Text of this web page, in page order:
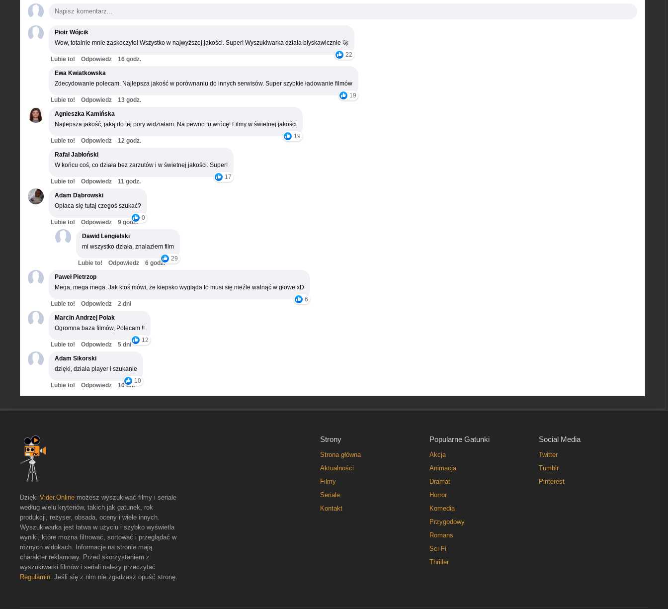
Piotr Wójcik
Wow, totalnie mnie zaskoczyło! Wszystko w najwyższej jakości. Super! Wyszukiwarka działa błyskawicznie 🚀
22
Lubie to! Odpowiedz
16 godz.
Ewa Kwiatkowska
Zdecydowanie polecam. Najlepsza jakość w porównaniu do innych serwisów. Super szybkie ładowanie filmów
19
Lubie to! Odpowiedz
13 godz.
Agnieszka Kamińska
Najlepsza jakość, jaką do tej pory widziałam. Na pewno tu wrócę! Filmy w świetnej jakości
19
Lubie to! Odpowiedz
12 godz.
Rafał Jabłoński
W końcu coś, co działa bez zarzutów i w świetnej jakości. Super!
17
Lubie to! Odpowiedz
11 godz.
Adam Dąbrowski
Opłaca się tutaj czegoś szukać?
0
Lubie to! Odpowiedz
9 godz.
Dawid Lengielski
mi wszystko działa, znalazłem film
29
Lubie to! Odpowiedz
6 godz.
Paweł Pietrzop
Mega, mega mega. Jak ktoś mówi, że kiepsko wygląda to musi się nieźle walnąć w głowe xD
6
Lubie to! Odpowiedz
2 dni
Marcin Andrzej Polak
Ogromna baza filmów, Polecam !!
12
Lubie to! Odpowiedz
5 dni
Adam Sikorski
dzięki, działa player i szukanie
10
Lubie to! Odpowiedz 10 dni
Strony
Strona główna
Aktualności
Filmy
Seriale
Kontakt
Popularne Gatunki
Akcja
Animacja
Dramat
Horror
Komedia
Przygodowy
Romans
Sci-Fi
Thriller
Social Media
Twitter
Tumblr
Pinterest
Dzięki Vider.Online możesz wyszukiwać filmy i seriale
według wielu kryteriów, takich jak gatunek, rok
produkcji, reżyser, obsada, oceny i wiele innych.
Wyszukiwarka jest łatwa w użyciu i szybko wyświetla
wyniki, które można filtrować, sortować i przeglądać w
różnych widokach. Informacje na stronie mają
charakter reklamowy. Przed skorzystaniem z
wyszukiwarki filmów i seriali należy przeczytać
Regulamin . Jeśli się z nim nie zgadzasz opuść stronę.